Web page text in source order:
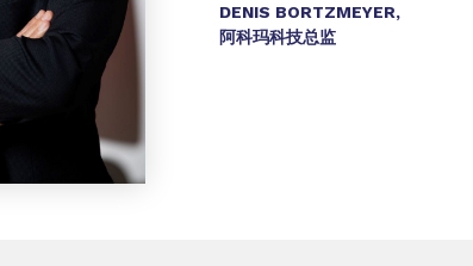
DENIS BORTZMEYER,
阿科玛科技总监